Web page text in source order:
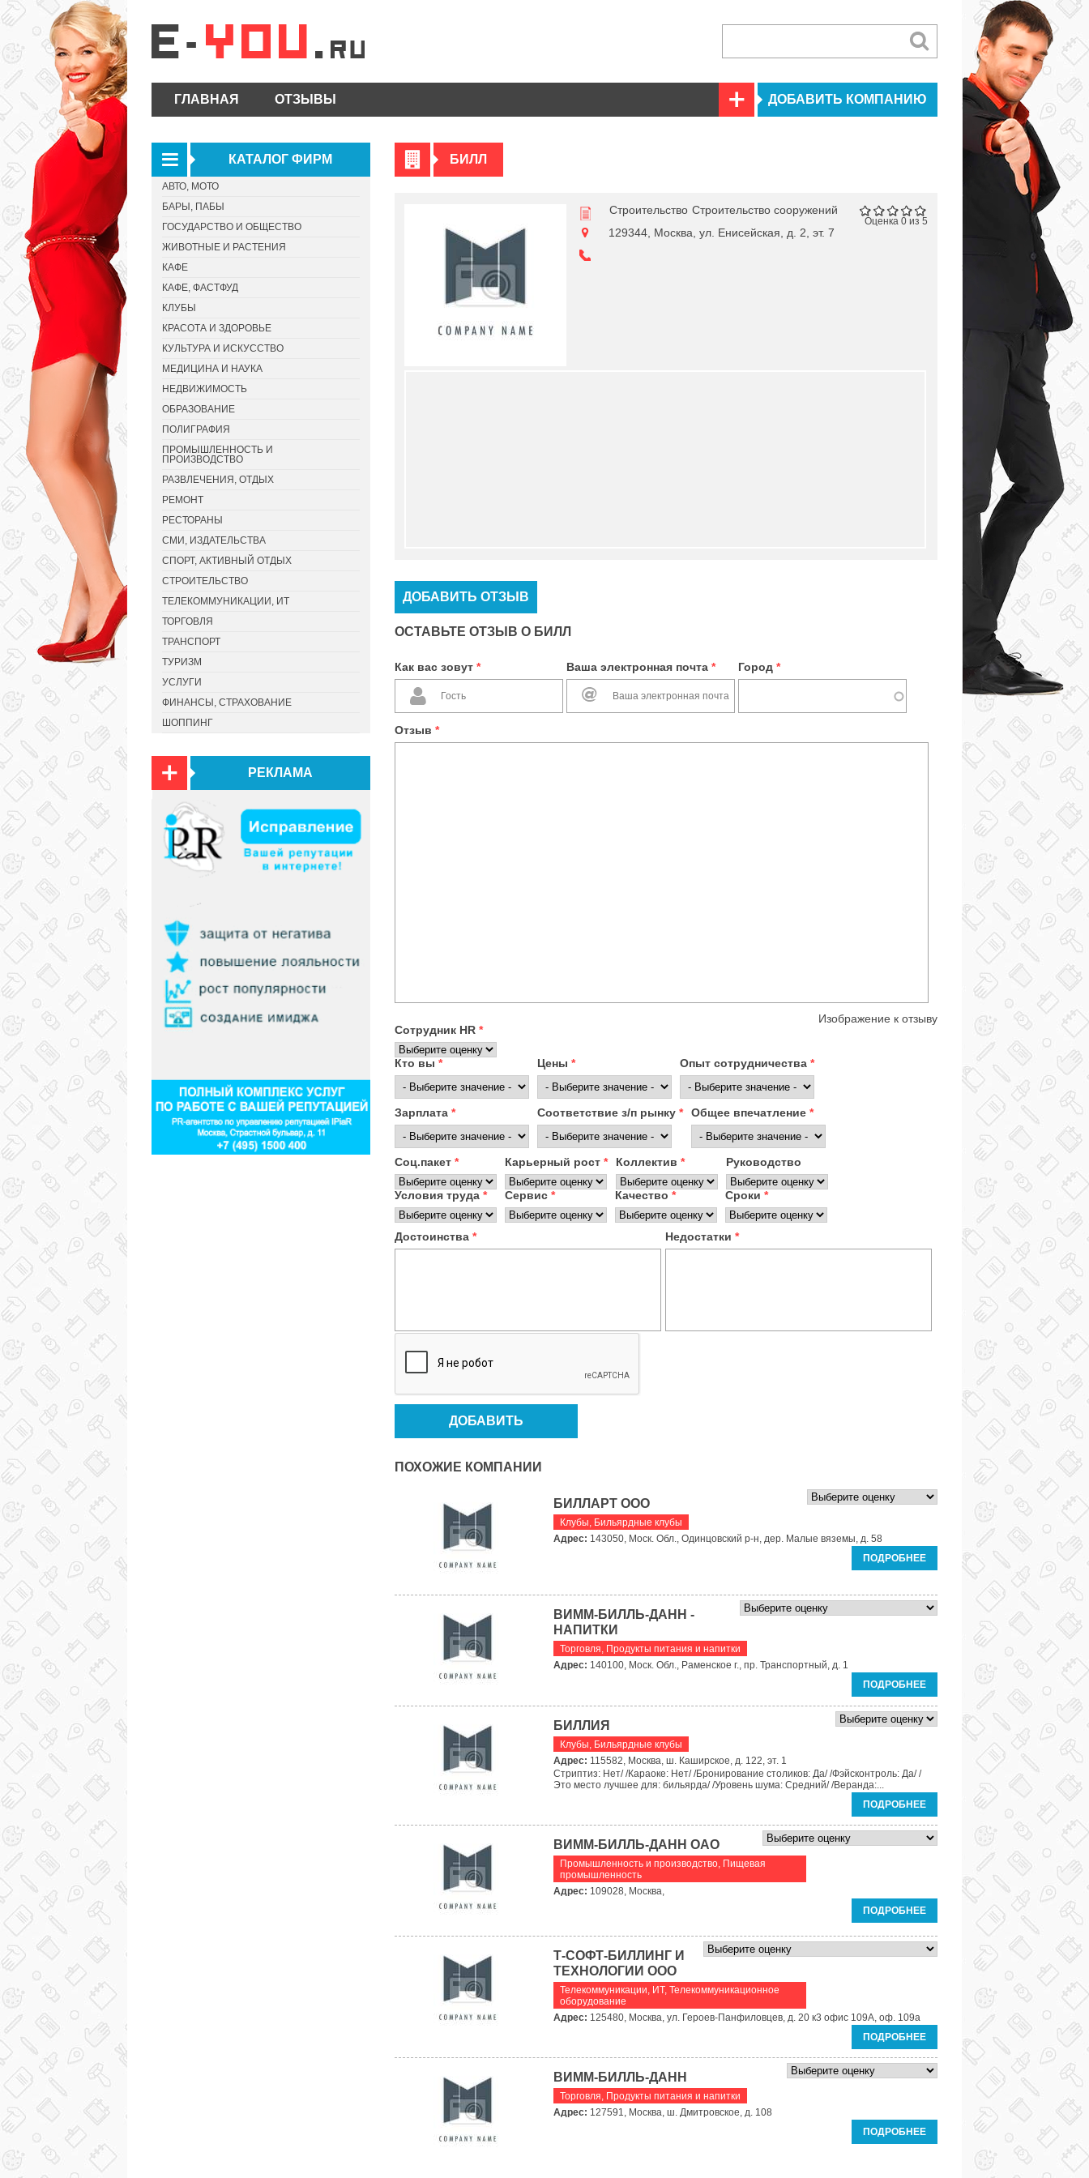
ГЛАВНАЯ ОТЗЫВЫ ДОБАВИТЬ КОМПАНИЮ
БИЛЛ
Оценка 0 из 5
Строительство Строительство сооружений
129344, Москва, ул. Енисейская, д. 2, эт. 7
ДОБАВИТЬ ОТЗЫВ
ОСТАВЬТЕ ОТЗЫВ О БИЛЛ
Как вас зовут * Ваша электронная почта * Город *
Отзыв *
Изображение к отзыву
Сотрудник HR *
Кто вы * Цены * Опыт сотрудничества *
Зарплата * Соответствие з/п рынку * Общее впечатление *
Соц.пакет * Карьерный рост * Коллектив * Руководство
Условия труда * Сервис * Качество * Сроки *
Достоинства * Недостатки *
ПОХОЖИЕ КОМПАНИИ
БИЛЛАРТ ООО
Клубы, Бильярдные клубы
Адрес: 143050, Моск. Обл., Одинцовский р-н, дер. Малые вяземы, д. 58
ПОДРОБНЕЕ
ВИММ-БИЛЛЬ-ДАНН -
НАПИТКИ
Торговля, Продукты питания и напитки
Адрес: 140100, Моск. Обл., Раменское г., пр. Транспортный, д. 1
ПОДРОБНЕЕ
БИЛЛИЯ
Клубы, Бильярдные клубы
Адрес: 115582, Москва, ш. Каширское, д. 122, эт. 1
Стриптиз: Нет/ /Караоке: Нет/ /Бронирование столиков: Да/ /Фэйсконтроль: Да/ /
Это место лучшее для: бильярда/ /Уровень шума: Средний/ /Веранда:...
ПОДРОБНЕЕ
ВИММ-БИЛЛЬ-ДАНН ОАО
Промышленность и производство, Пищевая
промышленность
Адрес: 109028, Москва,
ПОДРОБНЕЕ
Т-СОФТ-БИЛЛИНГ И
ТЕХНОЛОГИИ ООО
Телекоммуникации, ИТ, Телекоммуникационное
оборудование
Адрес: 125480, Москва, ул. Героев-Панфиловцев, д. 20 к3 офис 109А, оф. 109а
ПОДРОБНЕЕ
ВИММ-БИЛЛЬ-ДАНН
Торговля, Продукты питания и напитки
Адрес: 127591, Москва, ш. Дмитровское, д. 108
ПОДРОБНЕЕ
КАТАЛОГ ФИРМ
АВТО, МОТО
БАРЫ, ПАБЫ
ГОСУДАРСТВО И ОБЩЕСТВО
ЖИВОТНЫЕ И РАСТЕНИЯ
КАФЕ
КАФЕ, ФАСТФУД
КЛУБЫ
КРАСОТА И ЗДОРОВЬЕ
КУЛЬТУРА И ИСКУССТВО
МЕДИЦИНА И НАУКА
НЕДВИЖИМОСТЬ
ОБРАЗОВАНИЕ
ПОЛИГРАФИЯ
ПРОМЫШЛЕННОСТЬ И
ПРОИЗВОДСТВО
РАЗВЛЕЧЕНИЯ, ОТДЫХ
РЕМОНТ
РЕСТОРАНЫ
СМИ, ИЗДАТЕЛЬСТВА
СПОРТ, АКТИВНЫЙ ОТДЫХ
СТРОИТЕЛЬСТВО
ТЕЛЕКОММУНИКАЦИИ, ИТ
ТОРГОВЛЯ
ТРАНСПОРТ
ТУРИЗМ
УСЛУГИ
ФИНАНСЫ, СТРАХОВАНИЕ
ШОППИНГ
РЕКЛАМА